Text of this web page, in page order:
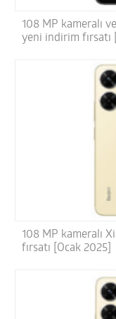
108 MP kameralı
yeni indirim fırsatı
108 MP kameralı
fırsatı [Ocak 2025]